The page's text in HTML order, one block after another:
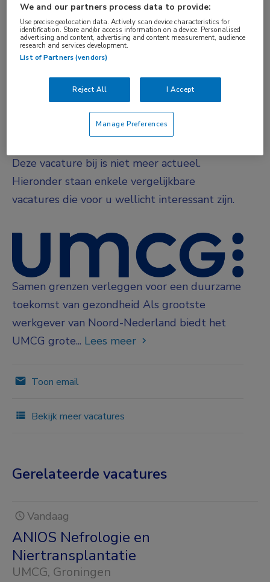
NIVEAU
WO
ERVARING
Niet nader bepaald
DIENSTVERBAND
Vacature niet beschikbaar
Deze vacature bij is niet meer actueel.
Hieronder staan enkele vergelijkbare
vacatures die voor u wellicht interessant zijn.
Samen grenzen verleggen voor een duurzame
toekomst van gezondheid Als grootste
werkgever van Noord-Nederland biedt het
UMCG grote... Lees meer
Toon email
Bekijk meer vacatures
Gerelateerde vacatures
Vandaag
ANIOS Nefrologie en
Niertransplantatie
UMCG, Groningen
We and our partners process data to provide:
Use precise geolocation data. Actively scan device characteristics for
identification. Store and/or access information on a device. Personalised
advertising and content, advertising and content measurement, audience
research and services development.
List of Partners (vendors)
Reject All I Accept
Manage Preferences